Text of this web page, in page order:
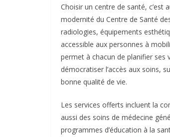
Choisir un centre de santé,
modernité du Centre de Santé
radiologies, équipements
accessible aux personnes à
permet à chacun de planifier
démocratiser l’accès aux soins,
bonne qualité de vie.
Les services offerts incluent la
aussi des soins de médecine
programmes d’éducation à la